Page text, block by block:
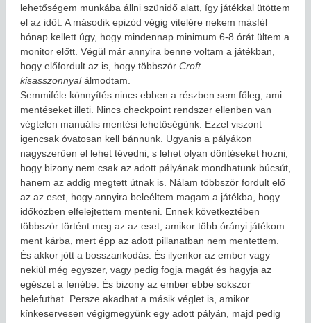
lehetőségem munkába állni szünidő alatt, így játékkal ütöttem
el az időt. A második epizód végig vitelére nekem másfél
hónap kellett úgy, hogy mindennap minimum 6-8 órát ültem a
monitor előtt. Végül már annyira benne voltam a játékban,
hogy előfordult az is, hogy többször Croft
kisasszonnyalálmodtam.
Semmiféle könnyítés nincs ebben a részben sem főleg, ami
mentéseket illeti. Nincs checkpoint rendszer ellenben van
végtelen manuális mentési lehetőségünk. Ezzel viszont
igencsak óvatosan kell bánnunk. Ugyanis a pályákon
nagyszerűen el lehet tévedni, s lehet olyan döntéseket hozni,
hogy bizony nem csak az adott pályának mondhatunk búcsút,
hanem az addig megtett útnak is. Nálam többször fordult elő
az az eset, hogy annyira beleéltem magam a játékba, hogy
időközben elfelejtettem menteni. Ennek következtében
többször történt meg az az eset, amikor több órányi játékom
ment kárba, mert épp az adott pillanatban nem mentettem.
És akkor jött a bosszankodás. És ilyenkor az ember vagy
nekiül még egyszer, vagy pedig fogja magát és hagyja az
egészet a fenébe. És bizony az ember ebbe sokszor
belefuthat. Persze akadhat a másik véglet is, amikor
kínkeservesen végigmegyünk egy adott pályán, majd pedig